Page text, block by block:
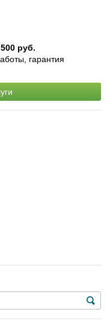
500 руб.
гарантия